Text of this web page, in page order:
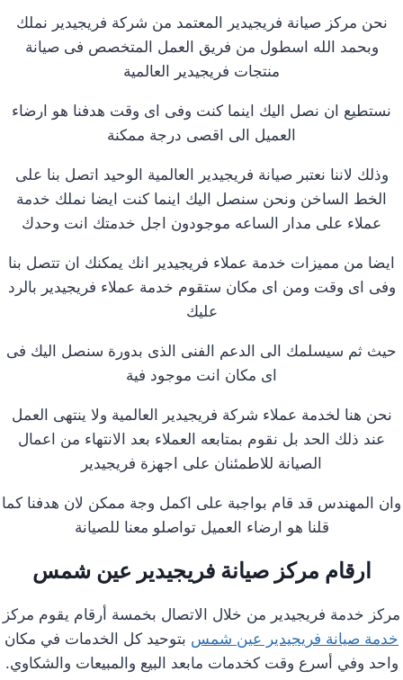
نحن مركز صيانة فريجيدير المعتمد من شركة فريجيدير نملك
وبحمد الله اسطول من فريق العمل المتخصص فى صيانة
منتجات فريجيدير العالمية
نستطيع ان نصل اليك اينما كنت وفى اى وقت هدفنا هو ارضاء
العميل الى اقصى درجة ممكنة
وذلك لاننا نعتبر صيانة فريجيدير العالمية الوحيد اتصل بنا على
الخط الساخن ونحن سنصل اليك اينما كنت ايضا نملك خدمة
عملاء على مدار الساعه موجودون اجل خدمتك انت وحدك
ايضا من مميزات خدمة عملاء فريجيدير انك يمكنك ان تتصل بنا
وفى اى وقت ومن اى مكان ستقوم خدمة عملاء فريجيدير بالرد
عليك
حيث ثم سيسلمك الى الدعم الفنى الذى بدورة سنصل اليك فى
اى مكان انت موجود فية
نحن هنا لخدمة عملاء شركة فريجيدير العالمية ولا ينتهى العمل
عند ذلك الحد بل نقوم بمتابعه العملاء بعد الانتهاء من اعمال
الصيانة للاطمئنان على اجهزة فريجيدير
وان المهندس قد قام بواجبة على اكمل وجة ممكن لان هدفنا كما
قلنا هو ارضاء العميل تواصلو معنا للصيانة
ارقام مركز صيانة فريجيدير عين شمس
مركز خدمة فريجيدير من خلال الاتصال بخمسة أرقام يقوم مركز
خدمة صيانة فريجيدير عين شمس بتوحيد كل الخدمات في مكان
واحد وفي أسرع وقت كخدمات مابعد البيع والمبيعات والشكاوي.